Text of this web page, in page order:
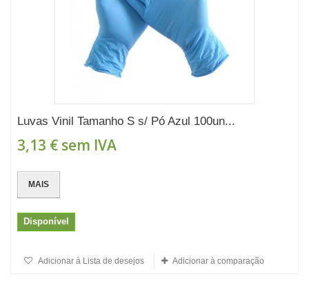
Luvas Vinil Tamanho S s/ Pó Azul 100un...
3,13 € sem IVA
MAIS
Disponível
Adicionar à Lista de desejos Adicionar à comparação